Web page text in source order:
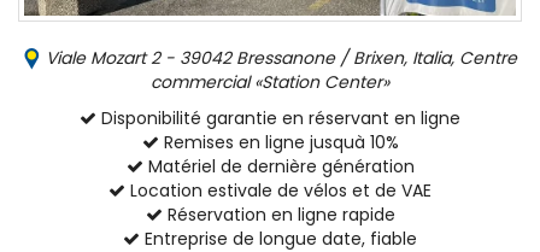
Viale Mozart 2 - 39042 Bressanone / Brixen, Italia, Centre
commercial «Station Center»
Disponibilité garantie en réservant en ligne
Remises en ligne jusquà 10%
Matériel de dernière génération
Location estivale de vélos et de VAE
Réservation en ligne rapide
Entreprise de longue date, fiable